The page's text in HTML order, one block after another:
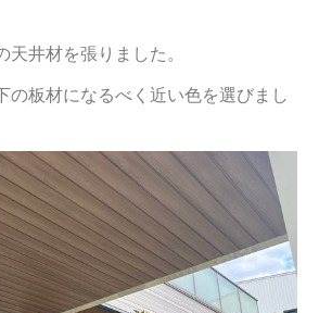
天井材を張りました。
の板材になるべく近い色を選びまし